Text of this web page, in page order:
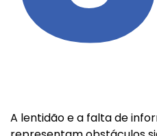
A lentidão e a falta de